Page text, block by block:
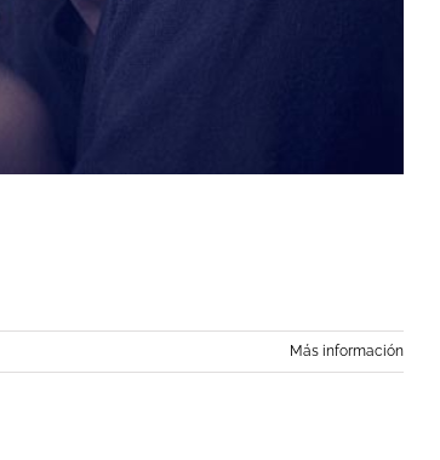
Más información